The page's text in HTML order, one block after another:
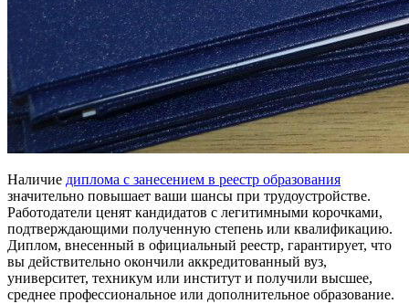
Наличие диплома с занесением в реестр образования
значительно повышает ваши шансы при трудоустройстве.
Работодатели ценят кандидатов с легитимными корочками,
подтверждающими полученную степень или квалификацию.
Диплом, внесенный в официальный реестр, гарантирует, что
вы действительно окончили аккредитованный вуз,
университет, техникум или институт и получили высшее,
среднее профессиональное или дополнительное образование.